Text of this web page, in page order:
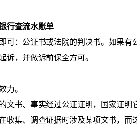
行查流水账单
：公证书或法院的判决书。如果有
诉，并做诉前保全方可。
力。
书、事实经过公证证明，国家证明
收集、调查证据时涉及某项文书，而